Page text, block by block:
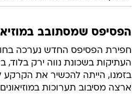
הפסיפס שמסתובב
העתיקות בשכונת נווה ירק
בזמנו, הייתה להכשיר את הקרקע
ארצה מסיבוב תערוכות